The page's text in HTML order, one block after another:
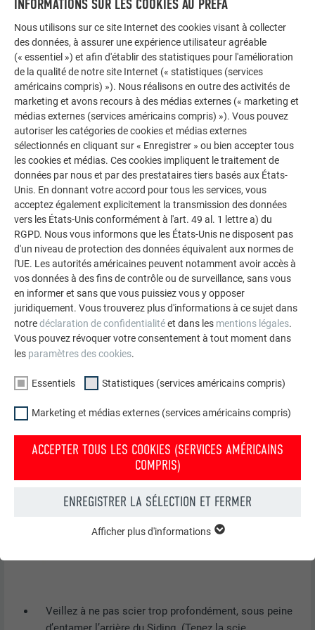
Tracez ensuite la ligne de pliage à l’arrière du Siding
(Fig. 3),
puis fixez le Siding dans la boîte à onglets et sciez-le
le long du rail de guidage (Fig. 4).
Veillez à ne pas scier trop profondément, sous peine
INFORMATIONS SUR LES COOKIES AU PREFA
Nous utilisons sur ce site Internet des cookies visant à collecter
des données, à assurer une expérience utilisateur agréable
(« essentiel ») et afin d'établir des statistiques pour l'amélioration
de la qualité de notre site Internet (« statistiques (services
américains compris) »). Nous réalisons en outre des activités de
marketing et avons recours à des médias externes (« marketing et
médias externes (services américains compris) »). Vous pouvez
autoriser les catégories de cookies et médias externes
sélectionnés en cliquant sur « Enregistrer » ou bien accepter tous
les cookies et médias. Ces cookies impliquent le traitement de
données par nous et par des prestataires tiers basés aux États-
Unis. En donnant votre accord pour tous les services, vous
acceptez également explicitement la transmission des données
vers les États-Unis conformément à l'art. 49 al. 1 lettre a) du
RGPD. Nous vous informons que les États-Unis ne disposent pas
d'un niveau de protection des données équivalent aux normes de
l'UE. Les autorités américaines peuvent notamment avoir accès à
vos données à des fins de contrôle ou de surveillance, sans vous
en informer et sans que vous puissiez vous y opposer
juridiquement. Vous trouverez plus d'informations à ce sujet dans
notredéclaration de confidentialitéet dans les mentions légales.
Vous pouvez révoquer votre consentement à tout moment dans
les paramètres des cookies.
Essentiels Statistiques (services américains compris)
Marketing et médias externes (services américains compris)
ACCEPTER TOUS LES COOKIES (SERVICES AMÉRICAINS
COMPRIS)
ENREGISTRER LA SÉLECTION ET FERMER
NOM PHPSESSID
Afficher les informations relatives aux cookies
Afficher plus d'informations